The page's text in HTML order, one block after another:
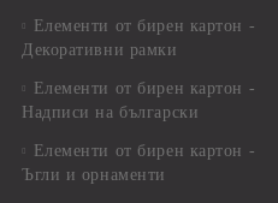
Елементи от бирен картон -
Декоративни рамки
Елементи от бирен картон -
Надписи на български
Елементи от бирен картон -
Ъгли и орнаменти